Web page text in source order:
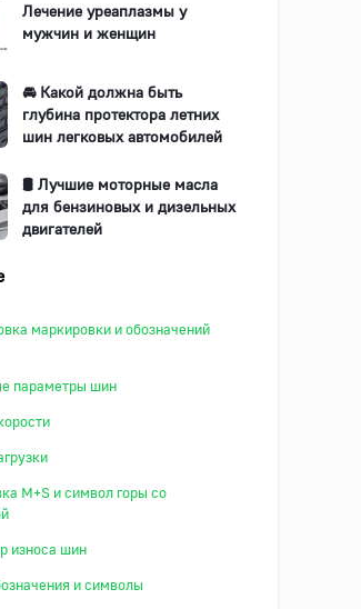
Лечение уреаплазмы у
мужчин и женщин
🚘 Какой должна быть
глубина протектора летних
шин легковых автомобилей
🛢️ Лучшие моторные масла
для бензиновых и дизельных
двигателей
маркировки и обозначений
параметры шин
M+S и символ горы со
износа шин
и символы